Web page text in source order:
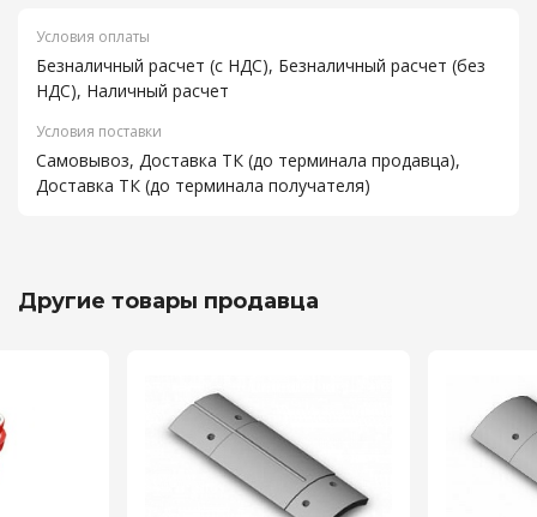
Условия оплаты
Безналичный расчет (с НДС), Безналичный расчет (без
НДС), Наличный расчет
Условия поставки
Самовывоз, Доставка ТК (до терминала продавца),
Доставка ТК (до терминала получателя)
Другие товары продавца